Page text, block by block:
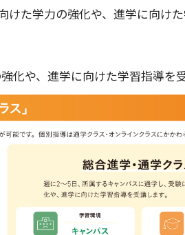
た学力の強化や、進学に向け
や、進学に向けた学習指導を受